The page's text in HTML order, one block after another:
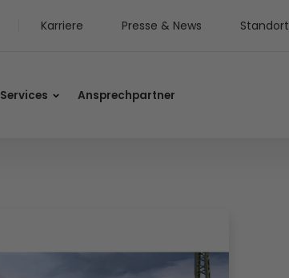
Karriere Presse & News
Services Ansprechpartner